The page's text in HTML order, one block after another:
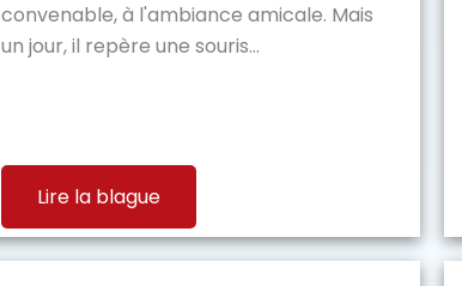
convenable, à l'ambiance amicale. Mais
un jour, il repère une souris...
Lire la blague